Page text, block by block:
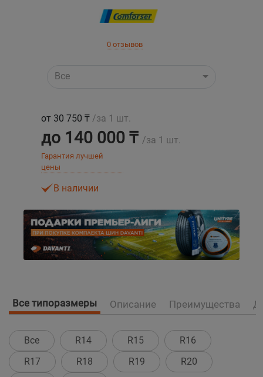
0 отзывов
Все
от 30 750 ₸ /за 1 шт.
до 140 000 ₸ /за 1 шт.
Гарантия лучшей
цены
В наличии
Все типоразмеры Описание Преимущества
Все R14 R15
R16
R17
R18 R19
R20
Уральск
Усть-Каменогорск
Экибастуз
Бишкек